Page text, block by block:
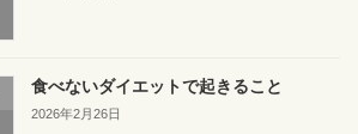
食べないダイエットで起きること
2026年2月26日